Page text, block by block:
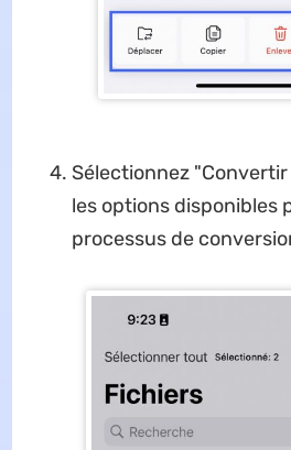
Sélectionnez
les options disponibles
processus de